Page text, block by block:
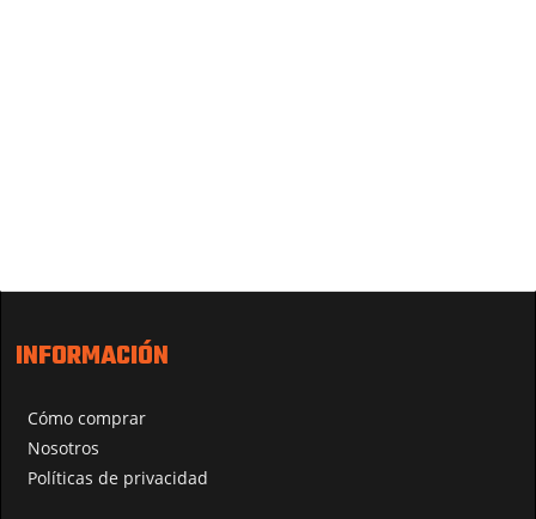
INFORMACIÓN
Cómo comprar
Nosotros
Políticas de privacidad